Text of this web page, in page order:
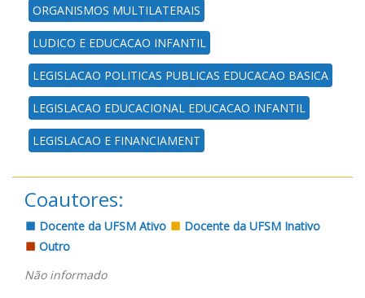
ORGANISMOS MULTILATERAIS
LUDICO E EDUCACAO INFANTIL
LEGISLACAO POLITICAS PUBLICAS EDUCACAO BASICA
LEGISLACAO EDUCACIONAL EDUCACAO INFANTIL
LEGISLACAO E FINANCIAMENT
Coautores:
Docente da UFSM Ativo
Docente da UFSM Inativo
Outro
Não informado